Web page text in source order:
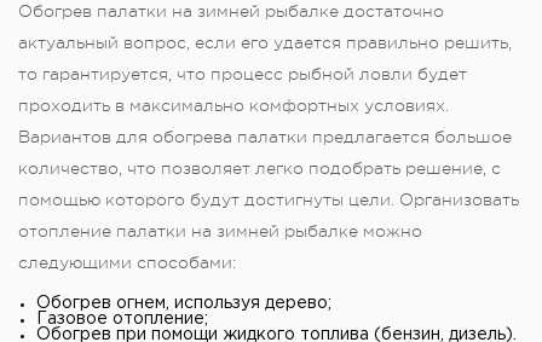
Обогрев палатки на зимней рыбалке достаточно
актуальный вопрос, если его удается правильно решить,
то гарантируется, что процесс рыбной ловли будет
проходить в максимально комфортных условиях.
Вариантов для обогрева палатки предлагается большое
количество, что позволяет легко подобрать решение, с
помощью которого будут достигнуты цели. Организовать
отопление палатки на зимней рыбалке можно
следующими способами:
Обогрев огнем, используя дерево;
Газовое отопление;
Обогрев при помощи жидкого топлива (бензин, дизель).